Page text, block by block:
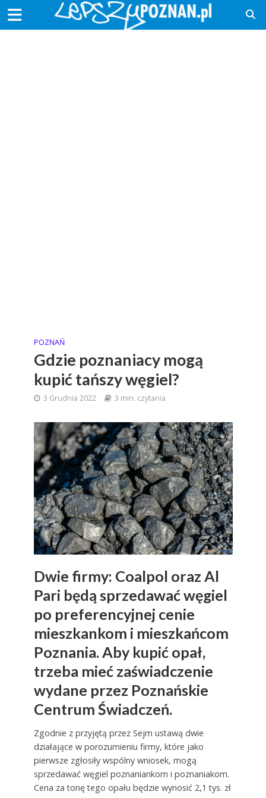
POZNAŃ
Gdzie poznaniacy mogą
kupić tańszy węgiel?
3 Grudnia 2022 3 min. czytania
Dwie firmy: Coalpol oraz Al
Pari będą sprzedawać węgiel
po preferencyjnej cenie
mieszkankom i mieszkańcom
Poznania. Aby kupić opał,
trzeba mieć zaświadczenie
wydane przez Poznańskie
Centrum Świadczeń.
Zgodnie z przyjętą przez Sejm ustawą dwie
działające w porozumieniu firmy, które jako
pierwsze zgłosiły wspólny wniosek, mogą
sprzedawać węgiel poznaniankom i poznaniakom.
Cena za tonę tego opału będzie wynosić 2,1 tys. zł